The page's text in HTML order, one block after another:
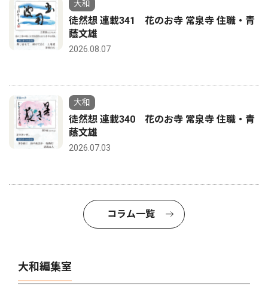
大和
徒然想 連載341 花のお寺 常泉寺 住職・青
蔭文雄
2026.08.07
大和
徒然想 連載340 花のお寺 常泉寺 住職・青
蔭文雄
2026.07.03
コラム一覧
大和編集室